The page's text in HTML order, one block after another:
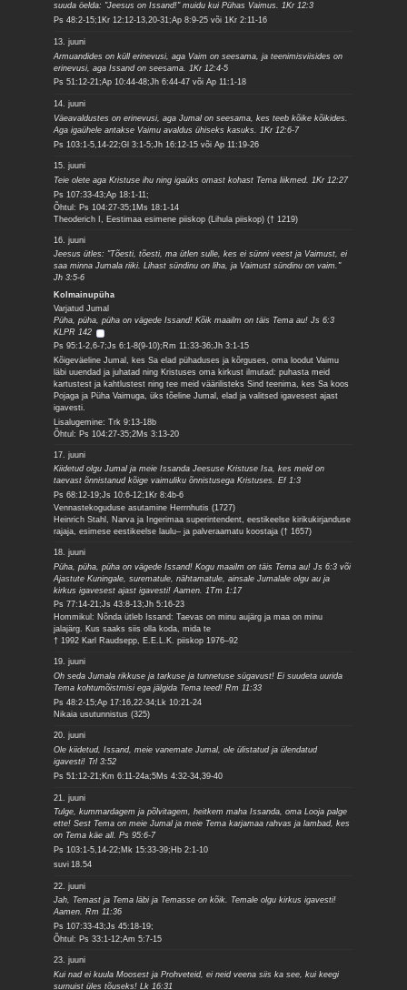
suuda öelda: "Jeesus on Issand!" muidu kui Pühas Vaimus. 1Kr 12:3
Ps 48:2-15;1Kr 12:12-13,20-31;Ap 8:9-25 või 1Kr 2:11-16
13. juuni
Armuandides on küll erinevusi, aga Vaim on seesama, ja teenimisviisides on
erinevusi, aga Issand on seesama. 1Kr 12:4-5
Ps 51:12-21;Ap 10:44-48;Jh 6:44-47 või Ap 11:1-18
14. juuni
Väeavaldustes on erinevusi, aga Jumal on seesama, kes teeb kõike kõikides.
Aga igaühele antakse Vaimu avaldus ühiseks kasuks. 1Kr 12:6-7
Ps 103:1-5,14-22;Gl 3:1-5;Jh 16:12-15 või Ap 11:19-26
15. juuni
Teie olete aga Kristuse ihu ning igaüks omast kohast Tema liikmed. 1Kr 12:27
Ps 107:33-43;Ap 18:1-11;
Õhtul: Ps 104:27-35;1Ms 18:1-14
Theoderich I, Eestimaa esimene piiskop (Lihula piiskop) († 1219)
16. juuni
Jeesus ütles: "Tõesti, tõesti, ma ütlen sulle, kes ei sünni veest ja Vaimust, ei
saa minna Jumala riiki. Lihast sündinu on liha, ja Vaimust sündinu on vaim."
Jh 3:5-6
Kolmainupüha
Varjatud Jumal
Püha, püha, püha on vägede Issand! Kõik maailm on täis Tema au! Js 6:3
KLPR 142
Ps 95:1-2,6-7;Js 6:1-8(9-10);Rm 11:33-36;Jh 3:1-15
Kõigeväeline Jumal, kes Sa elad pühaduses ja kõrguses, oma loodut Vaimu
läbi uuendad ja juhatad ning Kristuses oma kirkust ilmutad: puhasta meid
kartustest ja kahtlustest ning tee meid väärilisteks Sind teenima, kes Sa koos
Pojaga ja Püha Vaimuga, üks tõeline Jumal, elad ja valitsed igavesest ajast
igavesti.
Lisalugemine: Trk 9:13-18b
Õhtul: Ps 104:27-35;2Ms 3:13-20
17. juuni
Kiidetud olgu Jumal ja meie Issanda Jeesuse Kristuse Isa, kes meid on
taevast õnnistanud kõige vaimuliku õnnistusega Kristuses. Ef 1:3
Ps 68:12-19;Js 10:6-12;1Kr 8:4b-6
Vennastekoguduse asutamine Herrnhutis (1727)
Heinrich Stahl, Narva ja Ingerimaa superintendent, eestikeelse kirikukirjanduse
rajaja, esimese eestikeelse laulu– ja palveraamatu koostaja († 1657)
18. juuni
Püha, püha, püha on vägede Issand! Kogu maailm on täis Tema au! Js 6:3 või
Ajastute Kuningale, surematule, nähtamatule, ainsale Jumalale olgu au ja
kirkus igavesest ajast igavesti! Aamen. 1Tm 1:17
Ps 77:14-21;Js 43:8-13;Jh 5:16-23
Hommikul: Nõnda ütleb Issand: Taevas on minu aujärg ja maa on minu
jalajärg. Kus saaks siis olla koda, mida te
† 1992 Karl Raudsepp, E.E.L.K. piiskop 1976–92
19. juuni
Oh seda Jumala rikkuse ja tarkuse ja tunnetuse sügavust! Ei suudeta uurida
Tema kohtumõistmisi ega jälgida Tema teed! Rm 11:33
Ps 48:2-15;Ap 17:16,22-34;Lk 10:21-24
Nikaia usutunnistus (325)
20. juuni
Ole kiidetud, Issand, meie vanemate Jumal, ole ülistatud ja ülendatud
igavesti! Trl 3:52
Ps 51:12-21;Km 6:11-24a;5Ms 4:32-34,39-40
21. juuni
Tulge, kummardagem ja põlvitagem, heitkem maha Issanda, oma Looja palge
ette! Sest Tema on meie Jumal ja meie Tema karjamaa rahvas ja lambad, kes
on Tema käe all. Ps 95:6-7
Ps 103:1-5,14-22;Mk 15:33-39;Hb 2:1-10
suvi 18.54
22. juuni
Jah, Temast ja Tema läbi ja Temasse on kõik. Temale olgu kirkus igavesti!
Aamen. Rm 11:36
Ps 107:33-43;Js 45:18-19;
Õhtul: Ps 33:1-12;Am 5:7-15
23. juuni
Kui nad ei kuula Moosest ja Prohveteid, ei neid veena siis ka see, kui keegi
surnuist üles tõuseks! Lk 16:31